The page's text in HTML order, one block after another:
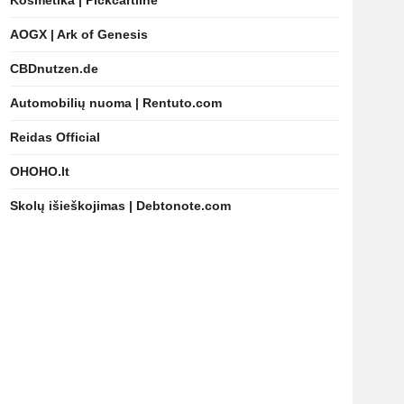
AOGX | Ark of Genesis
CBDnutzen.de
Automobilių nuoma | Rentuto.com
Reidas Official
OHOHO.lt
Skolų išieškojimas | Debtonote.com